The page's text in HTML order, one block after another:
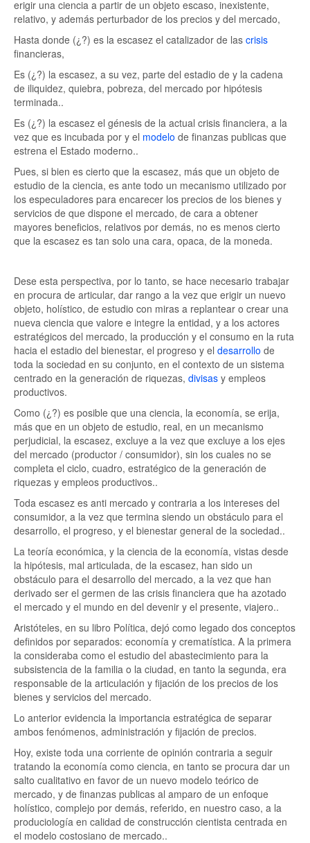
erigir una ciencia a partir de un objeto escaso, inexistente,
relativo, y además perturbador de los precios y del mercado,
Hasta donde (¿?) es la escasez el catalizador de las crisis
financieras,
Es (¿?) la escasez, a su vez, parte del estadio de y la cadena
de iliquidez, quiebra, pobreza, del mercado por hipótesis
terminada..
Es (¿?) la escasez el génesis de la actual crisis financiera, a la
vez que es incubada por y el modelo de finanzas publicas que
estrena el Estado moderno..
Pues, si bien es cierto que la escasez, más que un objeto de
estudio de la ciencia, es ante todo un mecanismo utilizado por
los especuladores para encarecer los precios de los bienes y
servicios de que dispone el mercado, de cara a obtener
mayores beneficios, relativos por demás, no es menos cierto
que la escasez es tan solo una cara, opaca, de la moneda.
Dese esta perspectiva, por lo tanto, se hace necesario trabajar
en procura de articular, dar rango a la vez que erigir un nuevo
objeto, holístico, de estudio con miras a replantear o crear una
nueva ciencia que valore e integre la entidad, y a los actores
estratégicos del mercado, la producción y el consumo en la ruta
hacia el estadio del bienestar, el progreso y el desarrollo de
toda la sociedad en su conjunto, en el contexto de un sistema
centrado en la generación de riquezas, divisas y empleos
productivos.
Como (¿?) es posible que una ciencia, la economía, se erija,
más que en un objeto de estudio, real, en un mecanismo
perjudicial, la escasez, excluye a la vez que excluye a los ejes
del mercado (productor / consumidor), sin los cuales no se
completa el ciclo, cuadro, estratégico de la generación de
riquezas y empleos productivos..
Toda escasez es anti mercado y contraria a los intereses del
consumidor, a la vez que termina siendo un obstáculo para el
desarrollo, el progreso, y el bienestar general de la sociedad..
La teoría económica, y la ciencia de la economía, vistas desde
la hipótesis, mal articulada, de la escasez, han sido un
obstáculo para el desarrollo del mercado, a la vez que han
derivado ser el germen de las crisis financiera que ha azotado
el mercado y el mundo en del devenir y el presente, viajero..
Aristóteles, en su libro Política, dejó como legado dos conceptos
definidos por separados: economía y crematística. A la primera
la consideraba como el estudio del abastecimiento para la
subsistencia de la familia o la ciudad, en tanto la segunda, era
responsable de la articulación y fijación de los precios de los
bienes y servicios del mercado.
Lo anterior evidencia la importancia estratégica de separar
ambos fenómenos, administración y fijación de precios.
Hoy, existe toda una corriente de opinión contraria a seguir
tratando la economía como ciencia, en tanto se procura dar un
salto cualitativo en favor de un nuevo modelo teórico de
mercado, y de finanzas publicas al amparo de un enfoque
holístico, complejo por demás, referido, en nuestro caso, a la
produciología en calidad de construcción cientista centrada en
el modelo costosiano de mercado..